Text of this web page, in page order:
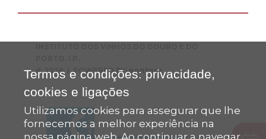
© 2026 | POWERED BY:pontopr
Termos e condições: privacidade,
cookies e ligações
Utilizamos cookies para assegurar que lhe
fornecemos a melhor experiência na
nossa página web. Ao continuar a navegar